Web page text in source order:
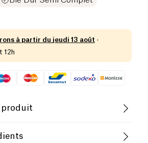
à partir du jeudi 13 août ·
12h
produit